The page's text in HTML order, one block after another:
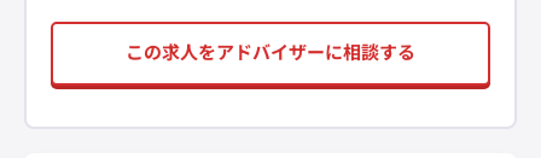
この求人をアドバイザーに相談する